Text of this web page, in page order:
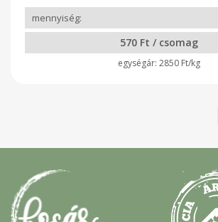
570 Ft / csomag
2850 Ft/kg